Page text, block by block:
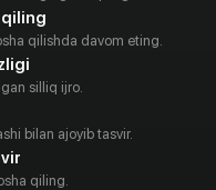
qilishda davom eting.
silliq ijro.
bilan ajoyib tasvir.
qiling.